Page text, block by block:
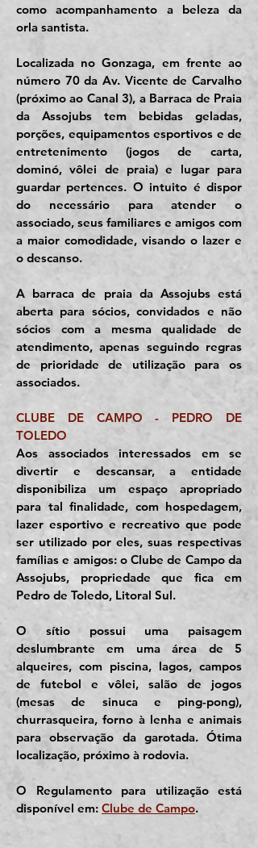
como acompanhamento a beleza da
orla santista.
Localizada no Gonzaga, em frente ao
número 70 da Av. Vicente de Carvalho
(próximo ao Canal 3), a Barraca de Praia
da Assojubs tem bebidas geladas,
porções, equipamentos esportivos e de
entretenimento (jogos de carta,
dominó, vôlei de praia) e lugar para
guardar pertences. O intuito é dispor
do necessário para atender o
associado, seus familiares e amigos com
a maior comodidade, visando o lazer e
o descanso.
A barraca de praia da Assojubs está
aberta para sócios, convidados e não
sócios com a mesma qualidade de
atendimento, apenas seguindo regras
de prioridade de utilização para os
associados.
CLUBE DE CAMPO - PEDRO DE
TOLEDO
Aos associados interessados em se
divertir e descansar, a entidade
disponibiliza um espaço apropriado
para tal finalidade, com hospedagem,
lazer esportivo e recreativo que pode
ser utilizado por eles, suas respectivas
famílias e amigos: o Clube de Campo da
Assojubs, propriedade que fica em
Pedro de Toledo, Litoral Sul.
O sítio possui uma paisagem
deslumbrante em uma área de 5
alqueires, com piscina, lagos, campos
de futebol e vôlei, salão de jogos
(mesas de sinuca e ping-pong),
churrasqueira, forno à lenha e animais
para observação da garotada. Ótima
localização, próximo à rodovia.
O Regulamento para utilização está
disponível em: Clube de Campo.